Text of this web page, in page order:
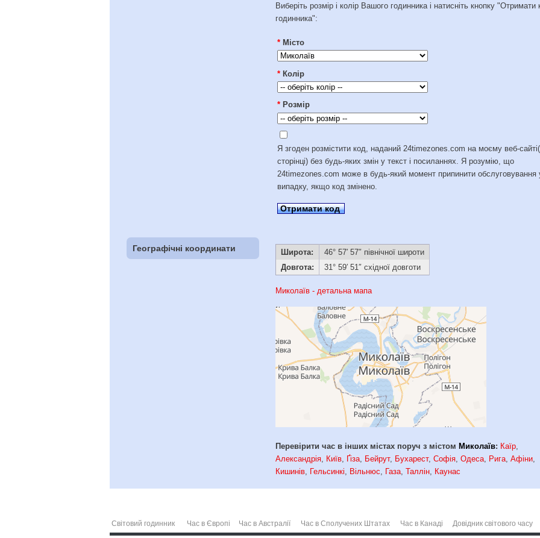
Виберіть розмір і колір Вашого годинника і натисніть кнопку "Отримати
годинника":
* Місто
* Колір
* Розмір
Я згоден розмістити код, наданий 24timezones.com на моєму веб-
сторінці) без будь-яких змін у текст і посиланнях. Я розумію, що
24timezones.com може в будь-який момент припинити обслуговування
випадку, якщо код змінено.
Отримати код
Географічні координати Широта:
46° 57′ 57″ північної широти
Довгота:
31° 59′ 51″ східної довготи
Миколаїв - детальна мапа
Перевірити час в інших містах поруч з містом Миколаїв: Каїр,
Александрія, Київ, Ґіза, Бейрут, Бухарест,Софія,Одеса, Рига,Афіни,
Кишинів, Гельсинкі, Вільнюс, Газа,Таллін, Каунас
Світовий годинник Час в Європі Час в Австралії Час в Сполучених Штатах Час в Канаді Довідник світового часу